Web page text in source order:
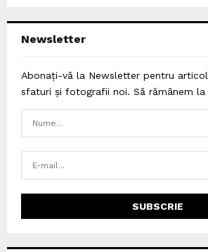
Newsletter
Abonați-vă la Newsletter pentru
sfaturi și fotografii noi. Să rămânem la